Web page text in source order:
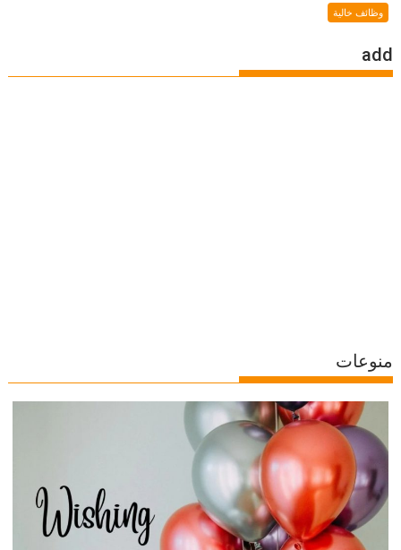
وظائف خالية
add
منوعات